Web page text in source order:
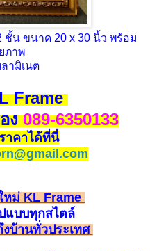
ชั้น ขนาด 20 x 30 นิ้ว พร้อม
ภาพ
ามิเนต
Frame
ง089-6350133
าคาได้ที่นี่
หม่ KL Frame
แบบทุกสไตล์
บ้านทั่วประเทศ